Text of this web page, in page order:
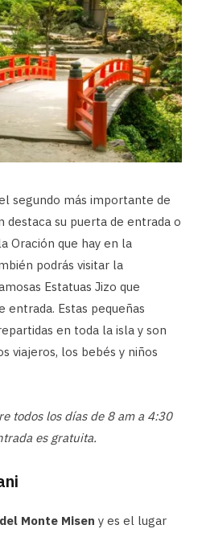
segundo más importante de
destaca su puerta de entrada o
Oración que hay en la
podrás visitar la
Estatuas Jizo que
entrada. Estas pequeñas
en toda la isla y son
viajeros, los bebés y niños
todos los días de 8 am a 4:30
es gratuita.
Monte Misen y es el lugar